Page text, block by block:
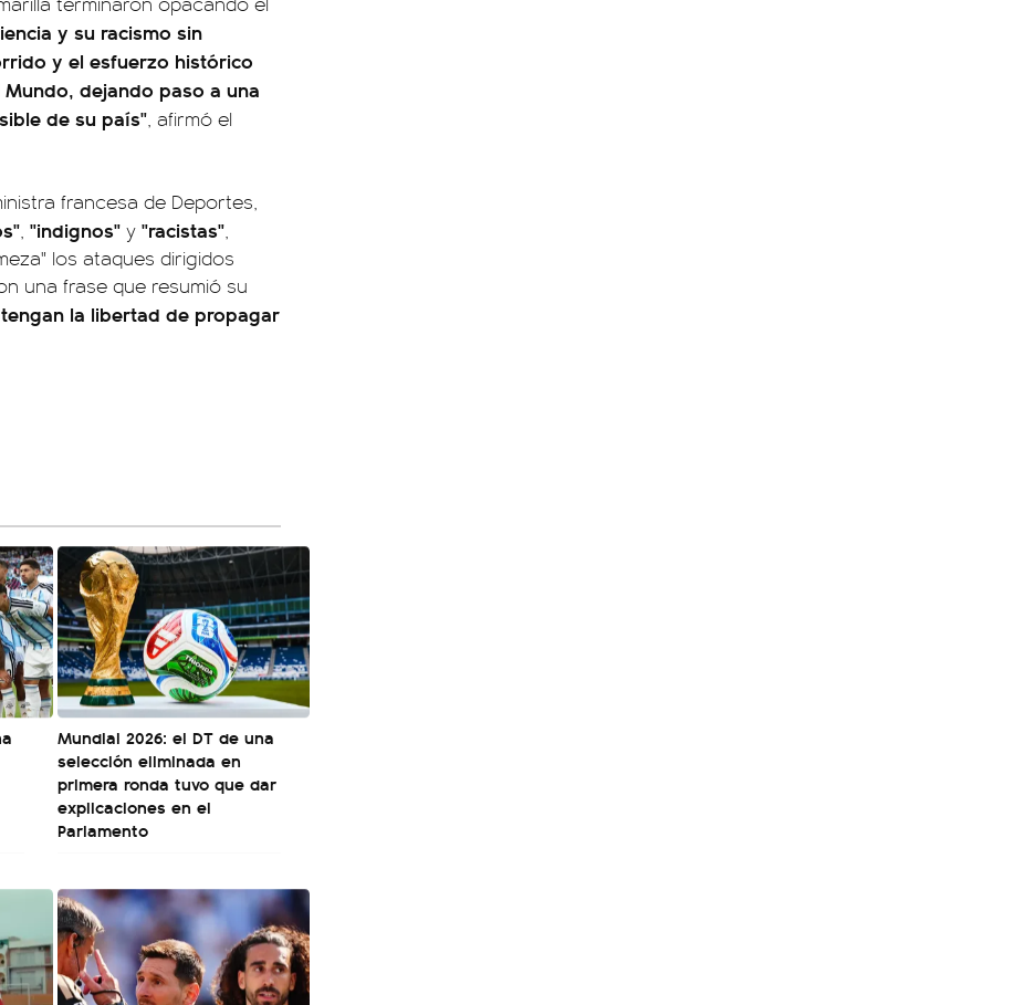
y su racismo sin
y el esfuerzo histórico
dejando paso a una
de su país", afirmó el
francesa de Deportes,
, "indignos" y "racistas",
los ataques dirigidos
una frase que resumió su
la libertad de propagar
Mundial 2026: el DT de una
selección eliminada en
primera ronda tuvo que dar
explicaciones en el
Parlamento